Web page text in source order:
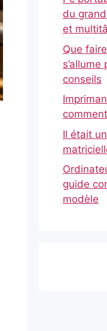
du
et
Que
conseils
Il était
guide
modèle